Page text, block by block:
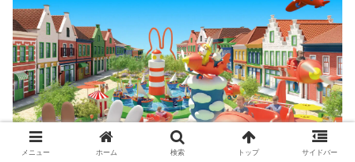
メニュー ホーム 検索 トップ サイドバー